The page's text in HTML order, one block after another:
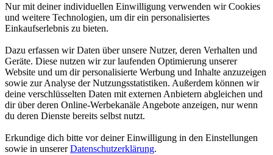
Nur mit deiner individuellen Einwilligung verwenden wir Cookies
und weitere Technologien, um dir ein personalisiertes
Einkaufserlebnis zu bieten.
Dazu erfassen wir Daten über unsere Nutzer, deren Verhalten und
Geräte. Diese nutzen wir zur laufenden Optimierung unserer
Website und um dir personalisierte Werbung und Inhalte anzuzeigen
sowie zur Analyse der Nutzungsstatistiken. Außerdem können wir
deine verschlüsselten Daten mit externen Anbietern abgleichen und
dir über deren Online-Werbekanäle Angebote anzeigen, nur wenn
du deren Dienste bereits selbst nutzt.
Erkundige dich bitte vor deiner Einwilligung in den Einstellungen
sowie in unsererDatenschutzerklärung.